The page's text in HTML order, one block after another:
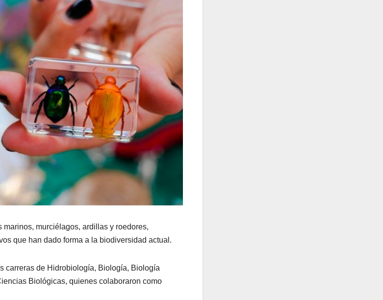
murciélagos, ardillas y roedores,
que han dado forma a la biodiversidad actual.
carreras de Hidrobiología, Biología, Biología
Biológicas, quienes colaboraron como